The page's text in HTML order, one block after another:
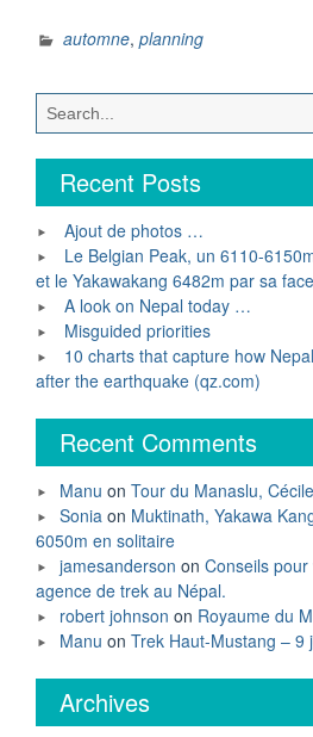
automne, planning
Recent Posts
Ajout de photos …
Le Belgian Peak, un 6110-
et le Yakawakang 6482m par sa
A look on Nepal today …
Misguided priorities
10 charts that capture how
after the earthquake (qz.com)
Recent Comments
Manu on Tour du Manaslu,
Sonia on Muktinath, Yakawa
6050m en solitaire
jamesanderson on Conseils pour
agence de trek au Népal.
robert johnson on Royaume du
Manu on Trek Haut-Mustang – 9
Archives